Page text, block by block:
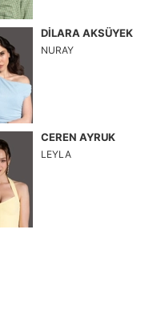
DİLARA AKSÜYEK
NURAY
CEREN AYRUK
LEYLA